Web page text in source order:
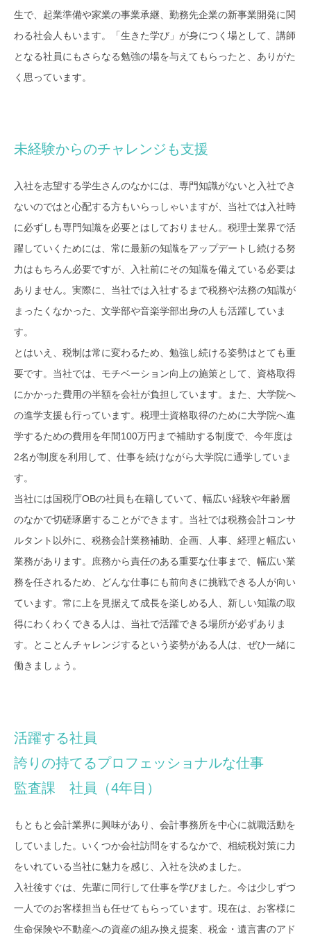
生で、起業準備や家業の事業承継、勤務先企業の新事業開発に関
わる社会人もいます。「生きた学び」が身につく場として、講師
となる社員にもさらなる勉強の場を与えてもらったと、ありがた
く思っています。
未経験からのチャレンジも支援
入社を志望する学生さんのなかには、専門知識がないと入社でき
ないのではと心配する方もいらっしゃいますが、当社では入社時
に必ずしも専門知識を必要とはしておりません。税理士業界で活
躍していくためには、常に最新の知識をアップデートし続ける努
力はもちろん必要ですが、入社前にその知識を備えている必要は
ありません。実際に、当社では入社するまで税務や法務の知識が
まったくなかった、文学部や音楽学部出身の人も活躍していま
す。
とはいえ、税制は常に変わるため、勉強し続ける姿勢はとても重
要です。当社では、モチベーション向上の施策として、資格取得
にかかった費用の半額を会社が負担しています。また、大学院へ
の進学支援も行っています。税理士資格取得のために大学院へ進
学するための費用を年間100万円まで補助する制度で、今年度は
2名が制度を利用して、仕事を続けながら大学院に通学していま
す。
当社には国税庁OBの社員も在籍していて、幅広い経験や年齢層
のなかで切磋琢磨することができます。当社では税務会計コンサ
ルタント以外に、税務会計業務補助、企画、人事、経理と幅広い
業務があります。庶務から責任のある重要な仕事まで、幅広い業
務を任されるため、どんな仕事にも前向きに挑戦できる人が向い
ています。常に上を見据えて成長を楽しめる人、新しい知識の取
得にわくわくできる人は、当社で活躍できる場所が必ずありま
す。とことんチャレンジするという姿勢がある人は、ぜひ一緒に
働きましょう。
活躍する社員
誇りの持てるプロフェッショナルな仕事
監査課 社員（4年目）
もともと会計業界に興味があり、会計事務所を中心に就職活動を
していました。いくつか会社訪問をするなかで、相続税対策に力
をいれている当社に魅力を感じ、入社を決めました。
入社後すぐは、先輩に同行して仕事を学びました。今は少しずつ
一人でのお客様担当も任せてもらっています。現在は、お客様に
生命保険や不動産への資産の組み換え提案、税金・遺言書のアド